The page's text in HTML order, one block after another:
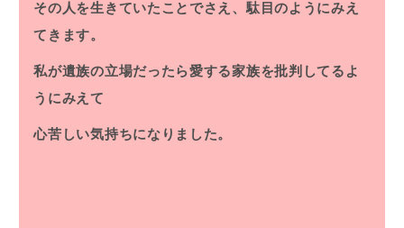
その人を生きていたことでさえ、駄目のようにみえ
てきます。
私が遺族の立場だったら愛する家族を批判してるよ
うにみえて
心苦しい気持ちになりました。